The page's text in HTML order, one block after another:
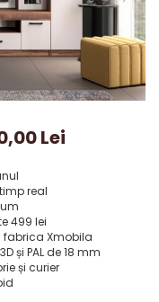
Lei
real
499 lei
fabrica Xmobila
și PAL de 18 mm
și curier